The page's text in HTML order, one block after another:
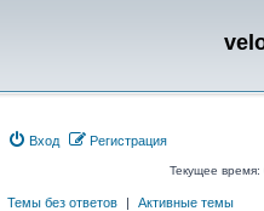
Вход Регистрация
Текущее
Темы без ответов | Активные темы